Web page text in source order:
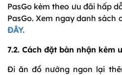
PasGo kèm theo ưu đãi hấp
PasGo. Xem ngay danh sách
ĐÂY.
7.2. Cách đặt bàn nhận kèm
Đi ăn đồ nướng ngon lại